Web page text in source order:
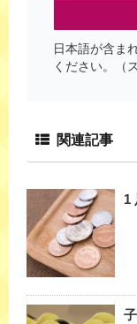
日本語が含ま
ください。（
関連記事
1